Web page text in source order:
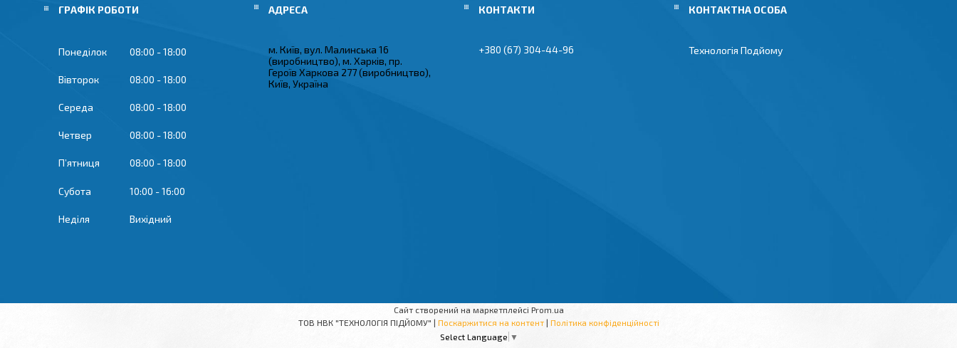
ГРАФІК РОБОТИ
Понеділок 08:00 18:00
Вівторок 08:00 18:00
Середа 08:00 18:00
Четвер 08:00 18:00
Пʼятниця 08:00 18:00
Субота 10:00 16:00
Неділя Вихідний
м. Київ, вул. Малинська 16
(виробництво), м. Харків, пр.
Героїв Харкова 277 (виробництво),
Київ, Україна
+380 (67) 304-44-96 Технологія Подйому
Сайт створений на маркетплейсі Prom.ua
ТОВ НВК "ТЕХНОЛОГІЯ ПІДЙОМУ" | Поскаржитися на контент | Політика конфіденційності
Select Language ▼